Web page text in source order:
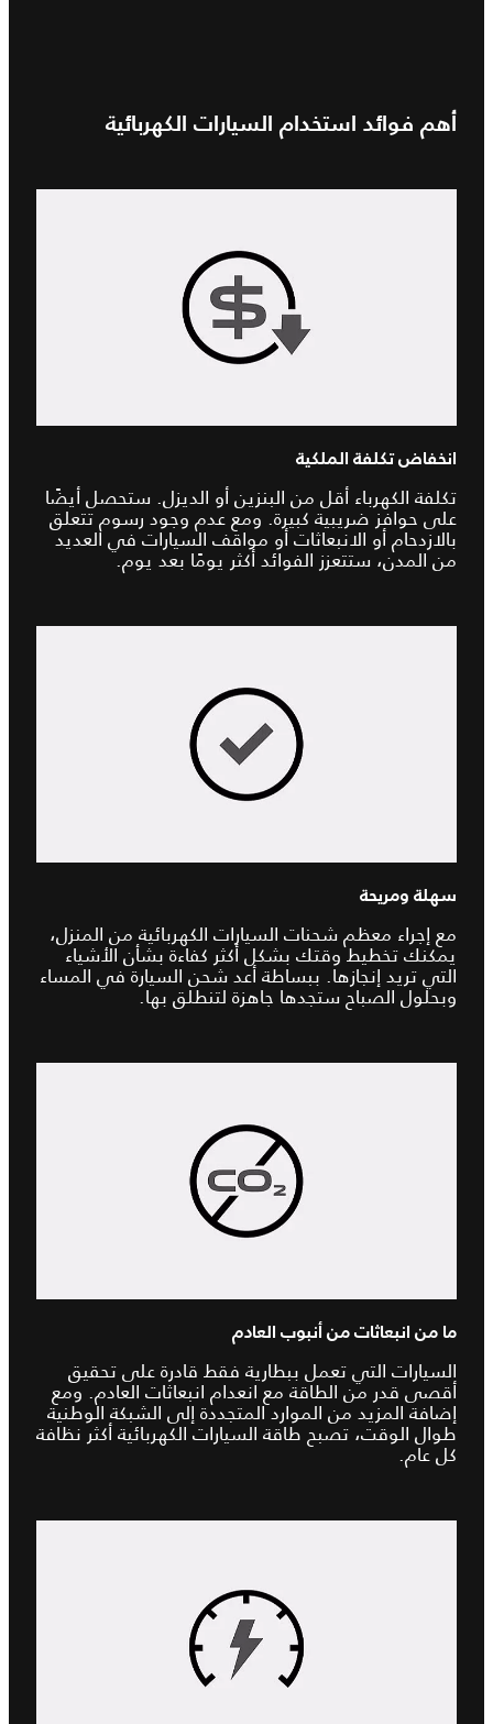
أهم فوائد استخدام السيارات الكهربائية
انخفاض تكلفة الملكية
تكلفة الكهرباء أقل من البنزين أو الديزل. ستحصل أيضًا
على حوافز ضريبية كبيرة. ومع عدم وجود رسوم تتعلق
بالازدحام أو الانبعاثات أو مواقف السيارات في العديد
من المدن، ستتعزز الفوائد أكثر يومًا بعد يوم.
سهلة ومريحة
مع إجراء معظم شحنات السيارات الكهربائية من المنزل،
يمكنك تخطيط وقتك بشكل أكثر كفاءة بشأن الأشياء
التي تريد إنجازها. ببساطة أعد شحن السيارة في المساء
وبحلول الصباح ستجدها جاهزة لتنطلق بها.
ما من انبعاثات من أنبوب العادم
السيارات التي تعمل ببطارية فقط قادرة على تحقيق
أقصى قدر من الطاقة مع انعدام انبعاثات العادم. ومع
إضافة المزيد من الموارد المتجددة إلى الشبكة الوطنية
طوال الوقت، تصبح طاقة السيارات الكهربائية أكثر نظافة
كل عام.